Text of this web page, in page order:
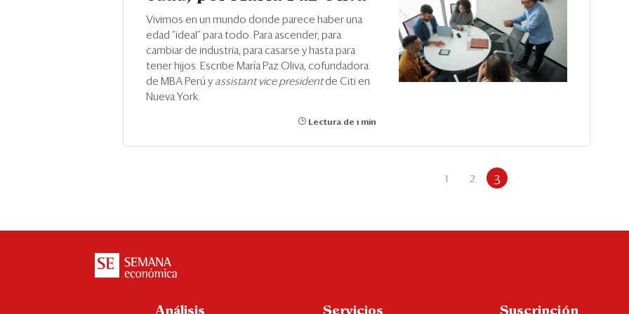
Vivimos en un mundo donde parece haber una
edad “ideal” para todo. Para ascender, para
cambiar de industria, para casarse y hasta para
tener hijos. Escribe María Paz Oliva, cofundadora
de MBA Perú y assistant vice presidentde Citi en
Nueva York.
Lectura de 1 min
1 2 3
Análisis Servicios Suscripción